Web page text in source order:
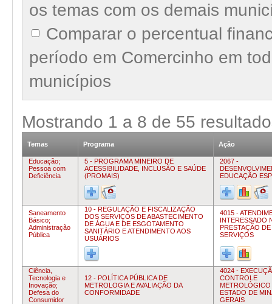
os temas com os demais
Comparar o percentual
período em Comercinho em
municípios
Mostrando 1 a 8 de 55
Temas Programa Ação
Educação;
Pessoa com
Deficiência
5 - PROGRAMA MINEIRO DE
ACESSIBILIDADE, INCLUSÃO E SAÚDE
(PROMAIS)
2067 -
EDUCAÇÃO
Saneamento
Básico;
Administração
Pública
10 - REGULAÇÃO E FISCALIZAÇÃO
DOS SERVIÇOS DE ABASTECIMENTO
DE ÁGUA E DE ESGOTAMENTO
SANITÁRIO E ATENDIMENTO AOS
USUÁRIOS
4015 -
INTERESSADO
PRESTAÇÃO DE
SERVIÇOS
Ciência,
Tecnologia e
Inovação;
Defesa do
Consumidor
12 - POLÍTICA PÚBLICA DE
METROLOGIA E AVALIAÇÃO DA
CONFORMIDADE
4024 -
CONTROLE
ESTADO DE
GERAIS